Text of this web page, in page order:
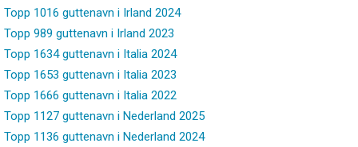
Topp 1016 guttenavn i Irland 2024
Topp 989 guttenavn i Irland 2023
Topp 1634 guttenavn i Italia 2024
Topp 1653 guttenavn i Italia 2023
Topp 1666 guttenavn i Italia 2022
Topp 1127 guttenavn i Nederland 2025
Topp 1136 guttenavn i Nederland 2024